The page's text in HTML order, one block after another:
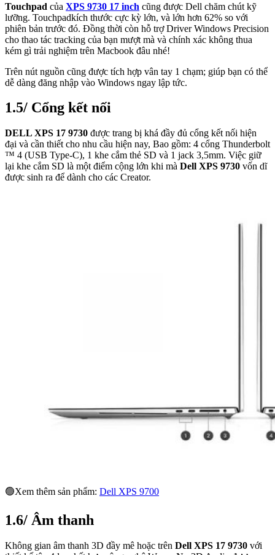
Touchpad của XPS 9730 17 inch cũng được Dell chăm chút kỹ
lưỡng. Touchpadkích thước cực kỳ lớn, và lớn hơn 62% so với
phiên bản trước đó. Đồng thời còn hỗ trợ Driver Windows Precision
cho thao tác tracking của bạn mượt mà và chính xác không thua
kém gì trải nghiệm trên Macbook đâu nhé!
Trên nút nguồn cũng được tích hợp vân tay 1 chạm; giúp bạn có thể
dễ dàng đăng nhập vào Windows ngay lập tức.
1.5/ Cổng kết nối
DELL XPS 17 9730 được trang bị khá đầy đủ cổng kết nối hiện
đại và cần thiết cho nhu cầu hiện nay, Bao gồm: 4 cổng Thunderbolt
™ 4 (USB Type-C), 1 khe cắm thẻ SD và 1 jack 3,5mm. Việc giữ
lại khe cắm SD là một điểm cộng lớn khi mà Dell XPS 9730 vốn dĩ
được sinh ra để dành cho các Creator.
🟢Xem thêm sản phẩm: Dell XPS 9700
1.6/ Âm thanh
Không gian âm thanh 3D đầy mê hoặc trên Dell XPS 17 9730 với